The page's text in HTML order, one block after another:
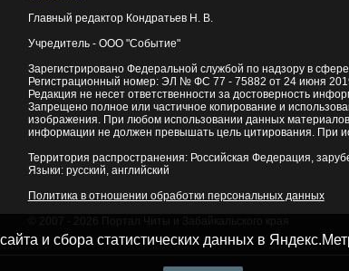
Главный редактор Кондратьев Н. В.
Учредитель - ООО "Событие"
Зарегистрировано Федеральной службой по надзору в
Регистрационный номер: ЭЛ № ФС 77 - 75882 от 24 июня
Редакция не несет ответственности за достоверность
Запрещено полное или частичное копирование и
изображения. При любом использовании данных
информации не должен превышать цель цитирования. При
Территория распространения: Российская Федерация,
Языки: русский, английский
Политика в отношении обработки персональных данных
и сбора статистических данных в